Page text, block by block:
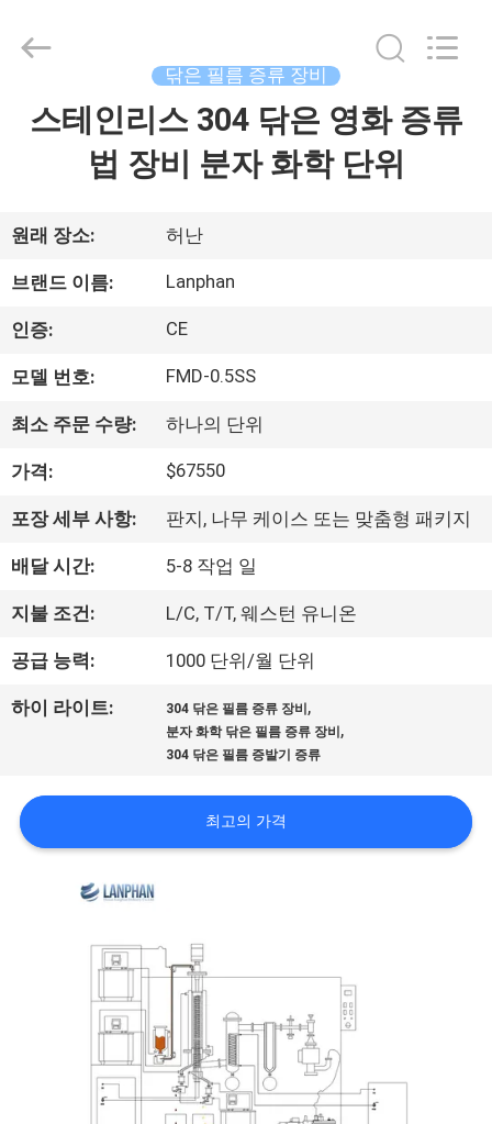
품
동
영
우
리
에
대
하
여
장
2026
닦은 필름 증류 장비
스테인리스 304 닦은 영화 증류
법 장비 분자 화학 단위
원래 장소: 허난
브랜드 이름: Lanphan
인증: CE
모델 번호: FMD-0.5SS
최소 주문 수량: 하나의 단위
가격: $67550
포장 세부 사항: 판지, 나무 케이스 또는 맞춤형 패키지
배달 시간: 5-8 작업 일
지불 조건: L/C, T/T, 웨스턴 유니온
공급 능력: 1000 단위/월 단위
하이 라이트: 304 닦은 필름 증류 장비 ,
분자 화학 닦은 필름 증류 장비 ,
304 닦은 필름 증발기 증류
최고의 가격